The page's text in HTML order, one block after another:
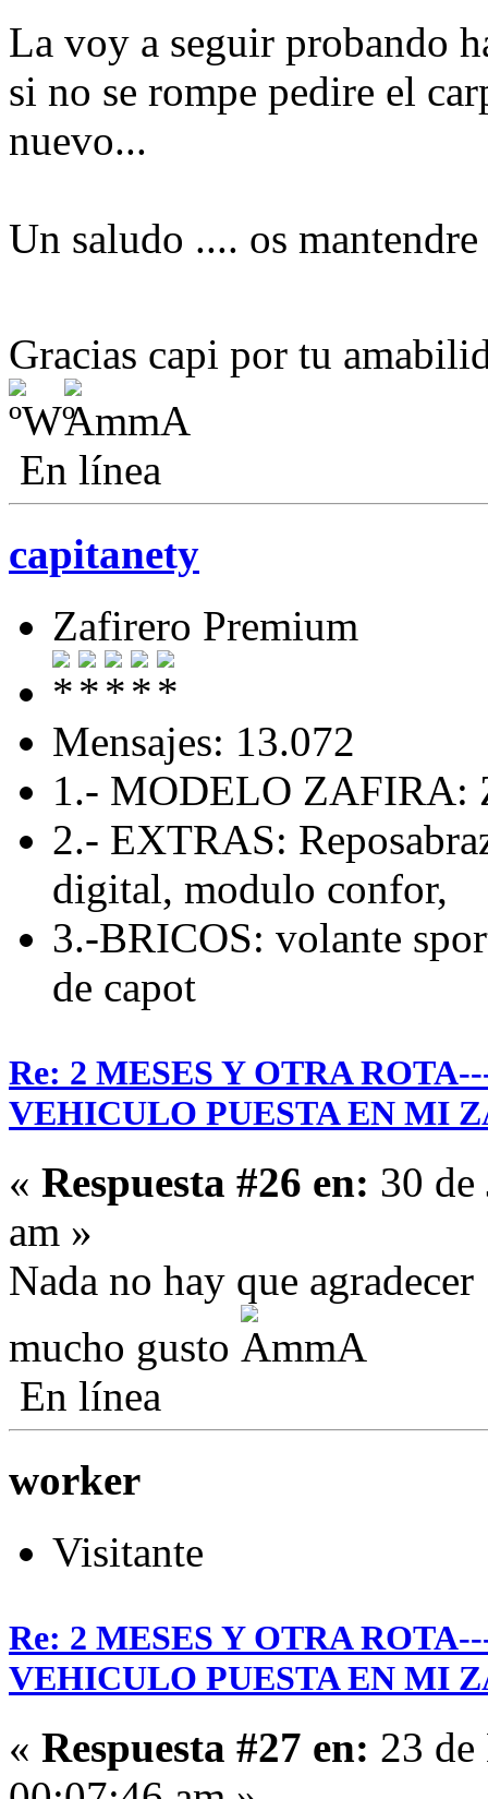
La voy a seguir probando
si no se rompe pedire el
nuevo...
Un saludo .... os
Gracias capi por tu
En línea
capitanety
Zafirero Premium
Mensajes: 13.072
1.- MODELO ZAFIRA:
2.- EXTRAS:
digital, modulo confor,
3.-BRICOS: volante
de capot
Re: 2 MESES Y OTRA
VEHICULO PUESTA EN MI
« Respuesta #26 en: 30
am »
Nada no hay que
mucho gusto
En línea
worker
Visitante
Re: 2 MESES Y OTRA
VEHICULO PUESTA EN MI
« Respuesta #27 en: 23